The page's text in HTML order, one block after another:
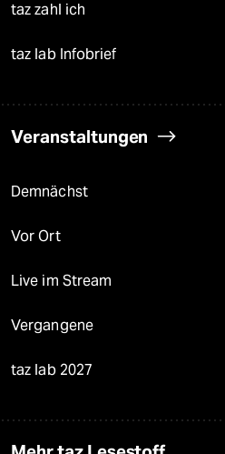
taz zahl ich
taz lab Infobrief
Veranstaltungen
Demnächst
Vor Ort
Live im Stream
Vergangene
taz lab 2027